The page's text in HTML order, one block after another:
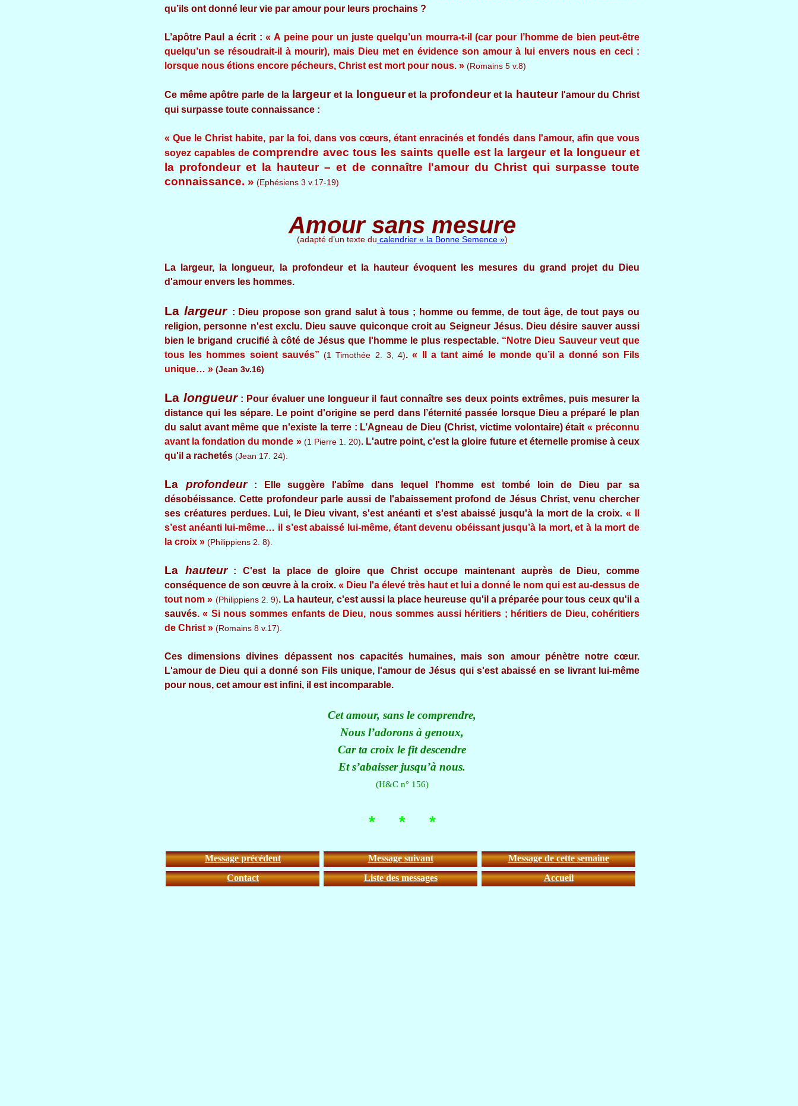
qu’ils ont donné leur vie par amour pour leurs prochains ?
L’apôtre Paul a écrit : « A peine pour un juste quelqu’un mourra-t-il (car pour l’homme de bien peut-être
quelqu’un se résoudrait-il à mourir), mais Dieu met en évidence son amour à lui envers nous en ceci :
lorsque nous étions encore pécheurs, Christ est mort pour nous. » (Romains 5 v.8)
Ce même apôtre parle de lalargeuret lalongueuret la profondeuret la hauteurl'amour du Christ
qui surpasse toute connaissance :
« Que le Christ habite, par la foi, dans vos cœurs, étant enracinés et fondés dans l'amour, afin que vous
soyez capables decomprendre avec tous les saints quelle est la largeur et la longueur et
la profondeur et la hauteur – et de connaître l'amour du Christ qui surpasse toute
connaissance. » (Ephésiens 3 v.17-19)
Amour sans mesure
(adapté d’un texte du calendrier « la Bonne Semence »)
La largeur, la longueur, la profondeur et la hauteur évoquent les mesures du grand projet du Dieu
d'amour envers les hommes.
La largeur : Dieu propose son grand salut à tous ; homme ou femme, de tout âge, de tout pays ou
religion, personne n'est exclu. Dieu sauve quiconque croit au Seigneur Jésus. Dieu désire sauver aussi
bien le brigand crucifié à côté de Jésus que l'homme le plus respectable. “Notre Dieu Sauveur veut que
tous les hommes soient sauvés” (1 Timothée 2. 3, 4). « Il a tant aimé le monde qu’il a donné son Fils
unique… » (Jean 3v.16)
Lalongueur: Pour évaluer une longueur il faut connaître ses deux points extrêmes, puis mesurer la
distance qui les sépare. Le point d'origine se perd dans l’éternité passée lorsque Dieu a préparé le plan
du salut avant même que n'existe la terre : L’Agneau de Dieu (Christ, victime volontaire) était« préconnu
avant la fondation du monde » (1 Pierre 1. 20). L'autre point, c'est la gloire future et éternelle promise à ceux
qu'il a rachetés (Jean 17. 24).
La profondeur: Elle suggère l'abîme dans lequel l'homme est tombé loin de Dieu par sa
désobéissance. Cette profondeur parle aussi de l'abaissement profond de Jésus Christ, venu chercher
ses créatures perdues. Lui, le Dieu vivant, s'est anéanti et s'est abaissé jusqu'à la mort de la croix.« Il
s’est anéanti lui-même… il s’est abaissé lui-même, étant devenu obéissant jusqu’à la mort, et à la mort de
la croix » (Philippiens 2. 8).
La hauteur: C'est la place de gloire que Christ occupe maintenant auprès de Dieu, comme
conséquence de son œuvre à la croix. « Dieu l'a élevé très haut et lui a donné le nom qui est au-dessus de
tout nom » (Philippiens 2. 9). La hauteur, c'est aussi la place heureuse qu'il a préparée pour tous ceux qu'il a
sauvés. « Si nous sommes enfants de Dieu, nous sommes aussi héritiers ; héritiers de Dieu, cohéritiers
de Christ » (Romains 8 v.17).
Ces dimensions divines dépassent nos capacités humaines, mais son amour pénètre notre cœur.
L'amour de Dieu qui a donné son Fils unique, l'amour de Jésus qui s'est abaissé en se livrant lui-même
pour nous, cet amour est infini, il est incomparable.
Cet amour, sans le comprendre,
Nous l’adorons à genoux,
Car ta croix le fit descendre
Et s’abaisser jusqu’à nous.
(H&C n° 156)
* * *
Message précédent Message suivant
Message de cette semaine
Contact
Liste des messages Accueil